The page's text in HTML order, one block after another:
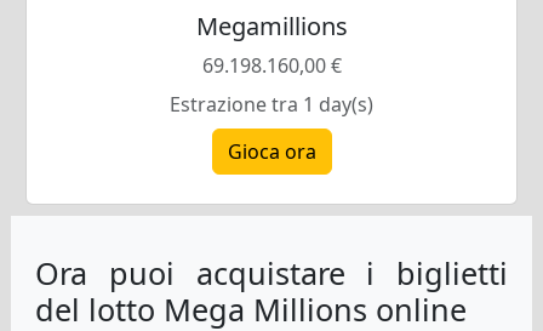
Megamillions
69.198.160,00 €
Estrazione tra 1 day(s)
Gioca ora
Ora puoi acquistare i biglietti
del lotto Mega Millions online